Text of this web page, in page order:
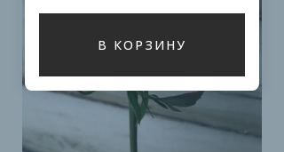
В КОРЗИНУ